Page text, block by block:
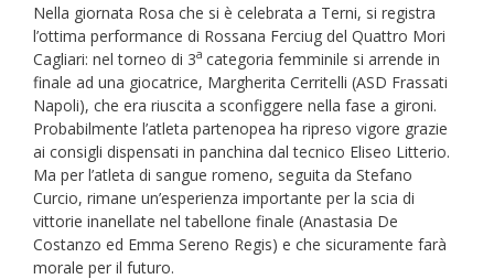
Nella giornata Rosa che si è celebrata a Terni, si registra
l’ottima performance di Rossana Ferciug del Quattro Mori
Cagliari: nel torneo di 3a categoria femminile si arrende in
finale ad una giocatrice, Margherita Cerritelli (ASD Frassati
Napoli), che era riuscita a sconfiggere nella fase a gironi.
Probabilmente l’atleta partenopea ha ripreso vigore grazie
ai consigli dispensati in panchina dal tecnico Eliseo Litterio.
Ma per l’atleta di sangue romeno, seguita da Stefano
Curcio, rimane un’esperienza importante per la scia di
vittorie inanellate nel tabellone finale (Anastasia De
Costanzo ed Emma Sereno Regis) e che sicuramente farà
morale per il futuro.